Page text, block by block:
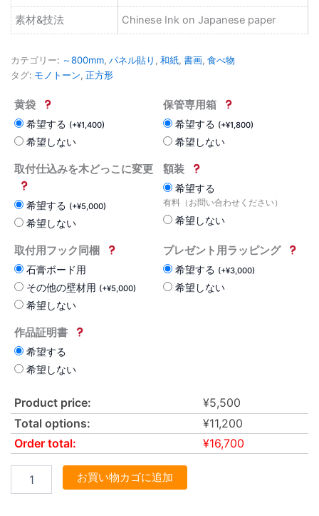
素材&技法 Chinese Ink on Japanese paper
カテゴリー: ～800mm, パネル貼り , 和紙, 書画, 食べ物
タグ: モノトーン, 正方形
黄袋
希望する (+¥1,400)
希望しない
保管専用箱
希望する (+¥1,800)
希望しない
取付仕込みを木どっこに変更
希望する (+¥5,000)
希望しない
額装
希望する
有料（お問い合わせください）
希望しない
取付用フック同梱
石膏ボード用
その他の壁材用 (+¥5,000)
希望しない
プレゼント用ラッピング
希望する (+¥3,000)
希望しない
作品証明書
希望する
希望しない
Product price: ¥5,500
Total options:
¥11,200
Order total:
¥16,700
お買い物カゴに追加